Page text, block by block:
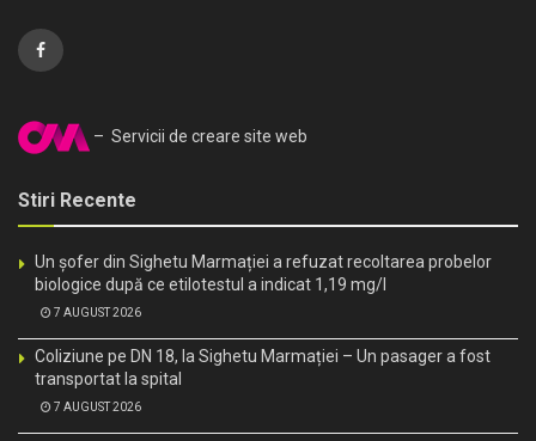
– Servicii de creare site web
Stiri Recente
Un șofer din Sighetu Marmației a refuzat recoltarea probelor
biologice după ce etilotestul a indicat 1,19 mg/l
7 AUGUST 2026
Coliziune pe DN 18, la Sighetu Marmației – Un pasager a fost
transportat la spital
7 AUGUST 2026